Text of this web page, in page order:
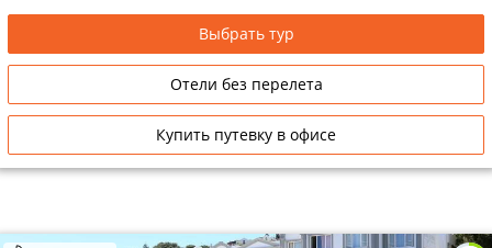
Выбрать тур
Отели без перелета
Купить путевку в офисе
Сетевые отели Шри Ланки
Сетевые отели Вьетнама
Сетевые отели Бали